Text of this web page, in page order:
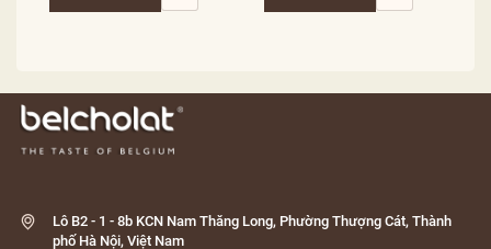
Lô B2 - 1 - 8b KCN Nam Thăng Long, Phường Thượng Cát, Thành
phố Hà Nội, Việt Nam